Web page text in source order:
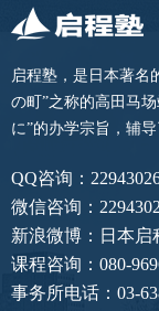
启程塾，是日本著名
の町”之称的高田马
に”的办学宗旨，辅
QQ咨询：
微信咨询：
新浪微博：日本启
课程咨询：080-
事务所电话：03-